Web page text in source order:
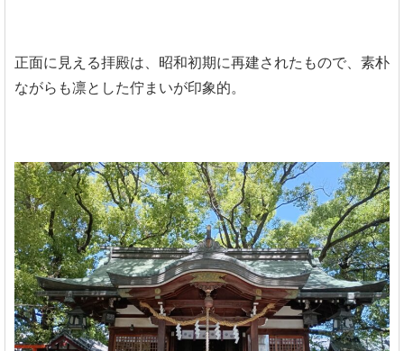
正面に見える拝殿は、昭和初期に再建されたもので、素朴
ながらも凛とした佇まいが印象的。